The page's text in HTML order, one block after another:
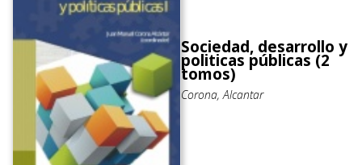
Sociedad, desarrollo y
politicas públicas (2
tomos)
Corona, Alcantar